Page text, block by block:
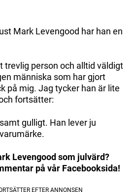
Mark Levengood har han en
trevlig person och alltid väldigt
människa som har gjort
på mig. Jag tycker han är lite
fortsätter:
gulligt. Han lever ju
Levengood som julvärd?
på vår Facebooksida!